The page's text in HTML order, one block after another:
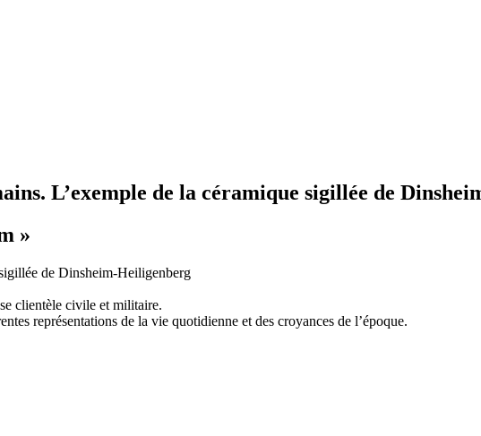
L’exemple de la céramique sigillée de
»
de Dinsheim-Heiligenberg
clientèle civile et militaire.
représentations de la vie quotidienne et des croyances de l’époque.